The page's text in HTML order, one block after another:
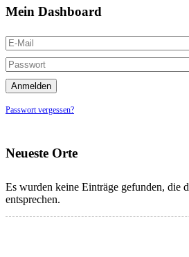
Mein Dashboard
Passwort vergessen?
Neueste Orte
Es wurden keine Einträge gefunden, die
entsprechen.